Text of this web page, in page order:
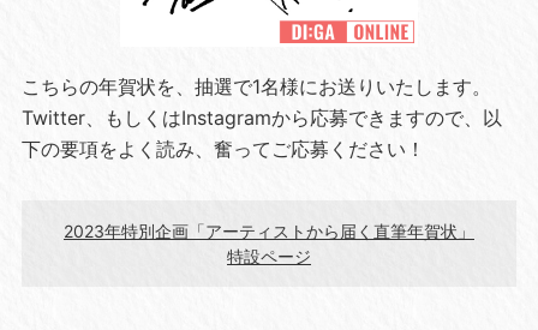
こちらの年賀状を、抽選で1名様にお送りいたします。
Twitter、もしくはInstagramから応募できますので、以
下の要項をよく読み、奮ってご応募ください！
2023年特別企画「アーティストから届く直筆年賀状」
特設ページ